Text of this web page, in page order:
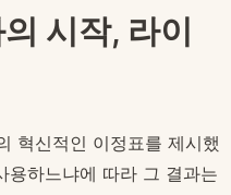
시작, 라이
혁신적인 이정표를 제시했
용하느냐에 따라 그 결과는